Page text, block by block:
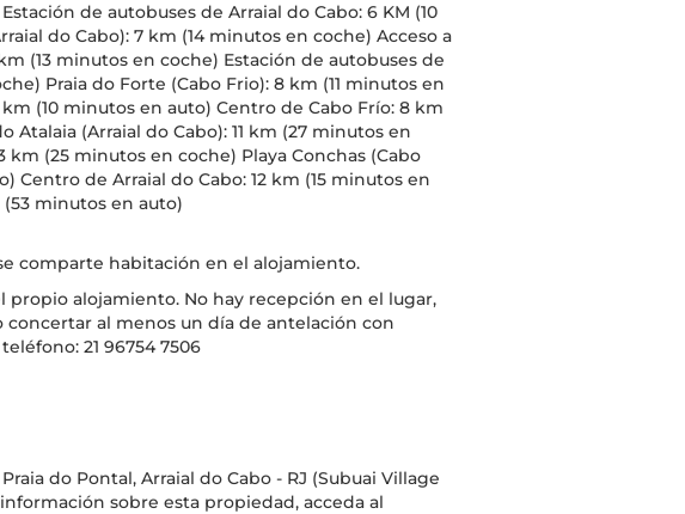
de autobuses de Arraial do Cabo: 6 KM (10
do Cabo): 7 km (14 minutos en coche) Acceso a
(13 minutos en coche) Estación de autobuses de
Praia do Forte (Cabo Frio): 8 km (11 minutos en
(10 minutos en auto) Centro de Cabo Frío: 8 km
Atalaia (Arraial do Cabo): 11 km (27 minutos en
km (25 minutos en coche) Playa Conchas (Cabo
Centro de Arraial do Cabo: 12 km (15 minutos en
minutos en auto)
comparte habitación en el alojamiento.
propio alojamiento. No hay recepción en el lugar,
concertar al menos un día de antelación con
21 96754 7506
do Pontal, Arraial do Cabo - RJ (Subuai Village
sobre esta propiedad, acceda al